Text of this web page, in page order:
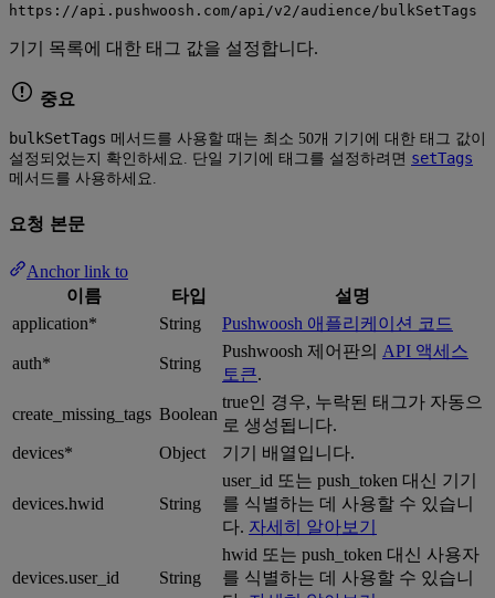
https://api.pushwoosh.com/api/v2/audience/bulkSetTags
기기 목록에 대한 태그 값을 설정합니다.
중요
bulkSetTags 메서드를 사용할 때는 최소 50개 기기에 대한 태그 값이
설정되었는지 확인하세요. 단일 기기에 태그를 설정하려면 setTags
메서드를 사용하세요.
요청 본문
Anchor link to
이름
타입
설명
application*
String Pushwoosh 애플리케이션 코드
auth* String
Pushwoosh 제어판의 API 액세스
토큰.
create_missing_tags Boolean
true인 경우, 누락된 태그가 자동으
로 생성됩니다.
devices*
Object 기기 배열입니다.
devices.hwid String
user_id 또는 push_token 대신 기기
를 식별하는 데 사용할 수 있습니
다. 자세히 알아보기
devices.user_id String
hwid 또는 push_token 대신 사용자
를 식별하는 데 사용할 수 있습니